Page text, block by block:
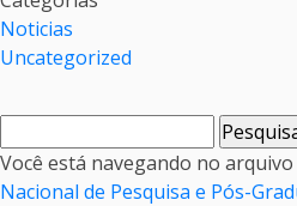
Noticias
Uncategorized
por:
Você está navegando no
Nacional de Pesquisa e Pós-